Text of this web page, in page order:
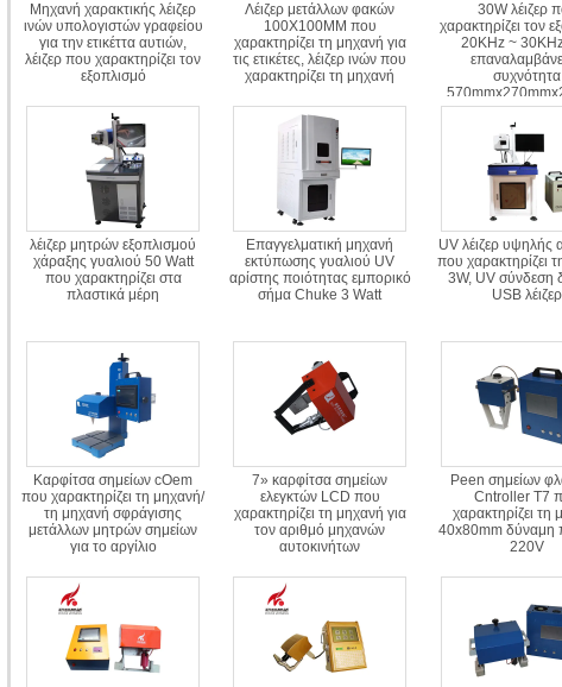
Μηχανή χαρακτικής λέιζερ
ινών υπολογιστών γραφείου
για την ετικέττα αυτιών,
λέιζερ που χαρακτηρίζει τον
εξοπλισμό
Λέιζερ μετάλλων φακών
100X100MM που
χαρακτηρίζει τη μηχανή για
τις ετικέτες, λέιζερ ινών που
χαρακτηρίζει τη μηχανή
30W λέιζερ
χαρακτηρίζει τον
20KHz ~
συχνότητα
μέγεθος
λέιζερ μητρών εξοπλισμού
χάραξης γυαλιού 50 Watt
που χαρακτηρίζει στα
πλαστικά μέρη
Επαγγελματική μηχανή
εκτύπωσης γυαλιού UV
αρίστης ποιότητας εμπορικό
σήμα Chuke 3 Watt
UV λέιζερ υψηλής
που χαρακτηρίζει
3W, UV σύνδεση
USB λέιζερ
Καρφίτσα σημείων cOem
που χαρακτηρίζει τη μηχανή/
τη μηχανή σφράγισης
μετάλλων μητρών σημείων
για το αργίλιο
7» καρφίτσα σημείων
ελεγκτών LCD που
χαρακτηρίζει τη μηχανή για
τον αριθμό μηχανών
αυτοκινήτων
Peen σημείων
Cntroller T7
χαρακτηρίζει τη
40x80mm δύναμη
220V